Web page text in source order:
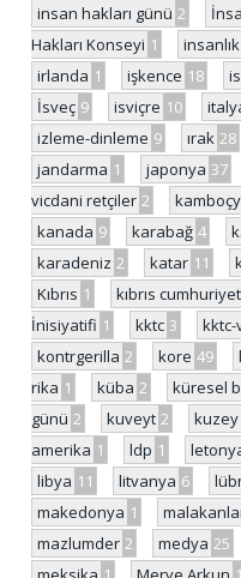
insan hakları günü 2
Hakları Konseyi 1
irlanda 1 işkence 18
İsveç 9 isviçre 10
izleme-dinleme 9 ırak 28
jandarma 1 japonya 37
vicdani retçiler 2
kanada 9 karabağ 4
karadeniz 2 katar 11
Kıbrıs 1 kıbrıs
İnisiyatifi 1 kktc 3 kktc-
kontrgerilla 2 kore 49
rika 1 küba 2 küresel
günü 2 kuveyt 2
amerika 1 ldp 1
libya 11 litvanya 6
makedonya 1
mazlumder 2 medya 25